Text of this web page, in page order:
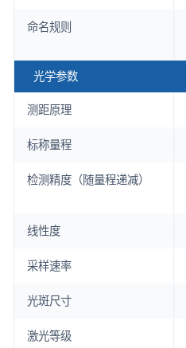
命名规则
光学参数
测距原理
标称量程
检测精度（随量程递减）
线性度
采样速率
光斑尺寸
激光等级